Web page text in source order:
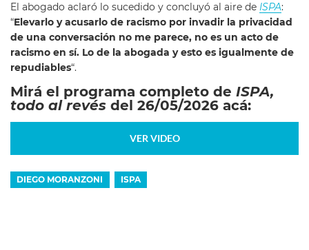
El abogado aclaró lo sucedido y concluyó al aire de ISPA:
“Elevarlo y acusarlo de racismo por invadir la privacidad
de una conversación no me parece, no es un acto de
racismo en sí. Lo de la abogada y esto es igualmente de
repudiables“.
Mirá el programa completo de ISPA,
todo al revés del 26/05/2026 acá:
VER VIDEO
DIEGO MORANZONI ISPA